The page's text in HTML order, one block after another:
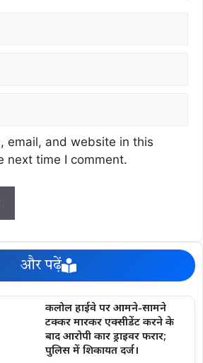
email, and website in this
next time I comment.
और पढ़ें
कलोल हाईवे पर आमने-सामने
टक्कर मारकर एक्सीडेंट करने के
बाद आरोपी कार ड्राइवर फरार;
पुलिस में शिकायत दर्ज।